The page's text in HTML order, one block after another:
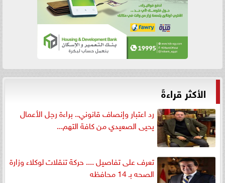
الأكثر قراءةً
رد اعتبار وإنصاف قانوني.. براءة رجل الأعمال
يحيى الصعيدي من كافة التهم...
تعرف على تفاصيل .... حركة تنقلات لوكلاء وزارة
الصحه بـ 14 محافظه